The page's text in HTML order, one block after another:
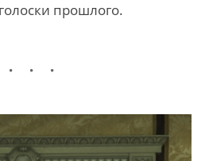
прошлого.